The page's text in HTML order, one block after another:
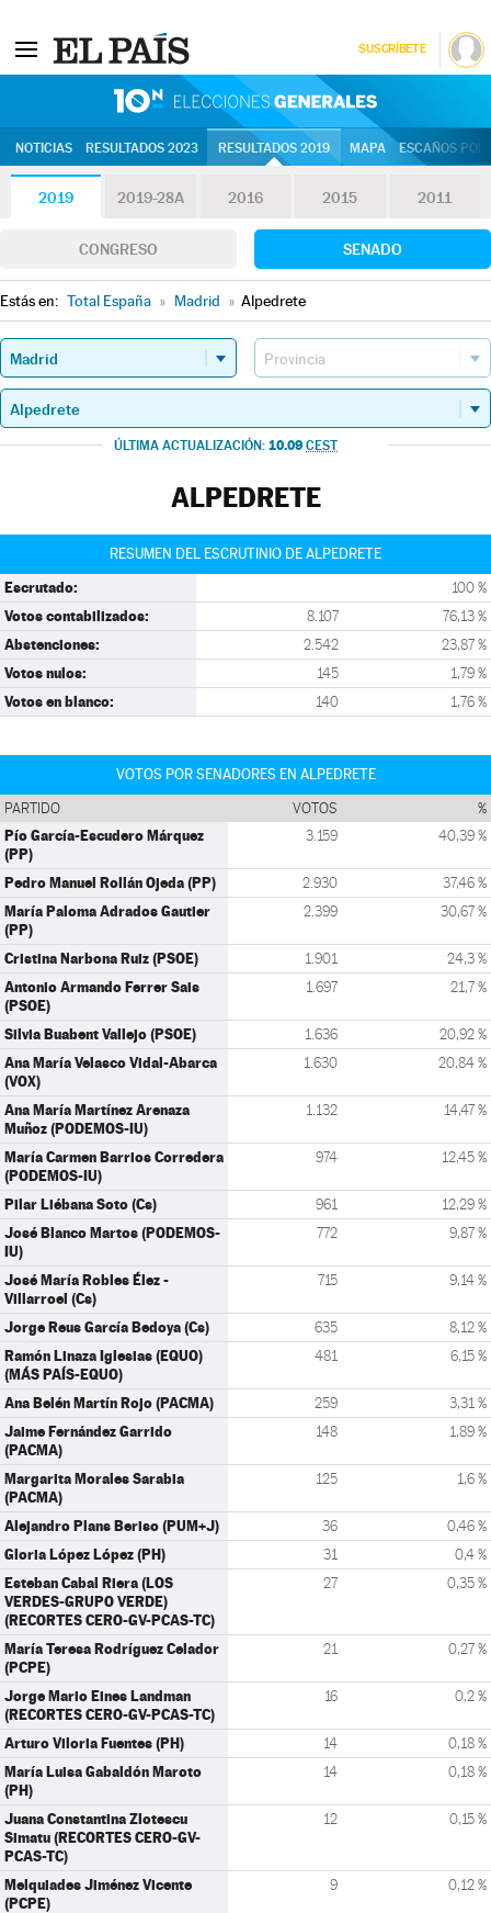
SUSCRÍBETE
NOTICIAS RESULTADOS 2023 RESULTADOS 2019 MAPA ESCAÑOS
2019 2019-28A 2016 2015 2011
CONGRESO SENADO
Estás en: Total España » Madrid » Alpedrete
ÚLTIMA ACTUALIZACIÓN: 10.09 CEST
ALPEDRETE
RESUMEN DEL ESCRUTINIO DE ALPEDRETE
Escrutado: 100 %
Votos contabilizados: 8.107 76,13 %
Abstenciones: 2.542 23,87 %
Votos nulos: 145 1,79 %
Votos en blanco: 140 1,76 %
VOTOS POR SENADORES EN ALPEDRETE
PARTIDO VOTOS %
Pío García-Escudero Márquez
(PP)
3.159 40,39 %
Pedro Manuel Rollán Ojeda (PP) 2.930 37,46 %
María Paloma Adrados Gautier
(PP)
2.399 30,67 %
Cristina Narbona Ruiz (PSOE) 1.901 24,3 %
Antonio Armando Ferrer Sais
(PSOE)
1.697 21,7 %
Silvia Buabent Vallejo (PSOE) 1.636 20,92 %
Ana María Velasco Vidal-Abarca
(VOX)
1.630 20,84 %
Ana María Martínez Arenaza
Muñoz (PODEMOS-IU)
1.132 14,47 %
María Carmen Barrios Corredera
(PODEMOS-IU)
974 12,45 %
Pilar Liébana Soto (Cs) 961 12,29 %
José Blanco Martos (PODEMOS-
IU)
772 9,87 %
José María Robles Élez -
Villarroel (Cs)
715 9,14 %
Jorge Reus García Bedoya (Cs) 635 8,12 %
Ramón Linaza Iglesias (EQUO)
(MÁS PAÍS-EQUO)
481 6,15 %
Ana Belén Martín Rojo (PACMA) 259 3,31 %
Jaime Fernández Garrido
(PACMA)
148 1,89 %
Margarita Morales Sarabia
(PACMA)
125 1,6 %
Alejandro Plans Beriso (PUM+J) 36 0,46 %
Gloria López López (PH) 31 0,4 %
Esteban Cabal Riera (LOS
VERDES-GRUPO VERDE)
(RECORTES CERO-GV-PCAS-TC)
27 0,35 %
María Teresa Rodríguez Celador
(PCPE)
21 0,27 %
Jorge Mario Eines Landman
(RECORTES CERO-GV-PCAS-TC)
16 0,2 %
Arturo Viloria Fuentes (PH) 14 0,18 %
María Luisa Gabaldón Maroto
(PH)
14 0,18 %
Juana Constantina Zlotescu
Simatu (RECORTES CERO-GV-
PCAS-TC)
12 0,15 %
Melquiades Jiménez Vicente
(PCPE)
9 0,12 %